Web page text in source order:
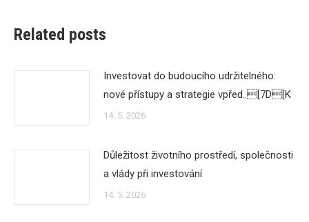
Related posts
Investovat do budoucího udržitelného:
nové přístupy a strategie vpřed..[7D[K
14. 5. 2026
Důležitost životního prostředí, společnosti
a vlády při investování
14. 5. 2026